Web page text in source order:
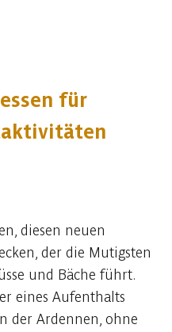
für
diesen neuen
der die Mutigsten
und Bäche führt.
eines Aufenthalts
der Ardennen, ohne